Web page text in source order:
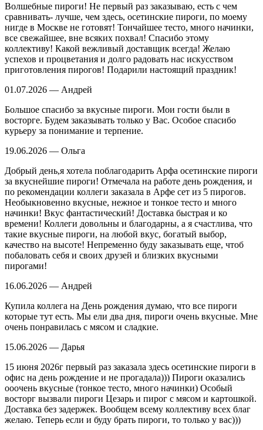
Волшебные пироги! Не первый раз заказываю, есть с чем
сравнивать- лучше, чем здесь, осетинские пироги, по моему
нигде в Москве не готовят! Тончайшее тесто, много начинки,
все свежайшее, вне всяких похвал! Спасибо этому
коллективу! Какой вежливый доставщик всегда! Желаю
успехов и процветания и долго радовать нас искусством
приготовления пирогов! Подарили настоящий праздник!
01.07.2026 — Андрей
Большое спасибо за вкусные пироги. Мои гости были в
восторге. Будем заказывать только у Вас. Особое спасибо
курьеру за понимание и терпение.
19.06.2026 — Ольга
Добрый день,я хотела поблагодарить Арфа осетинские пироги
за вкуснейшие пироги! Отмечала на работе день рождения, и
по рекомендации коллеги заказала в Арфе сет из 5 пирогов.
Необыкновенно вкусные, нежное и тонкое тесто и много
начинки! Вкус фантастический! Доставка быстрая и ко
времени! Коллеги довольны и благодарны, а я счастлива, что
такие вкусные пироги, на любой вкус, богатый выбор,
качество на высоте! Непременно буду заказывать еще, чтоб
побаловать себя и своих друзей и близких вкусными
пирогами!
16.06.2026 — Андрей
Купила коллега на День рождения думаю, что все пироги
которые тут есть. Мы ели два дня, пироги очень вкусные. Мне
очень понравилась с мясом и сладкие.
15.06.2026 — Дарья
15 июня 2026г первый раз заказала здесь осетинские пироги в
офис на день рождение и не прогадала))) Пироги оказались
ооочень вкусные (тонкое тесто, много начинки) Особый
восторг вызвали пироги Цезарь и пирог с мясом и картошкой.
Доставка без задержек. Вообщем всему коллективу всех благ
желаю. Теперь если и буду брать пироги, то только у вас)))